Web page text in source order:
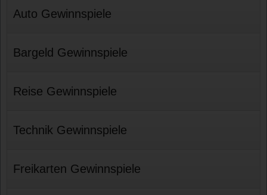
Auto Gewinnspiele
Bargeld Gewinnspiele
Reise Gewinnspiele
Technik Gewinnspiele
Freikarten Gewinnspiele